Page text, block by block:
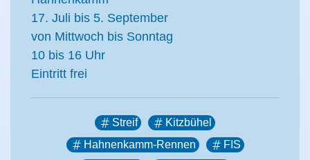
17. Juli bis 5. September
von Mittwoch bis Sonntag
10 bis 16 Uhr
Eintritt frei
Streif
Kitzbühel
Hahnenkamm-Rennen
FIS